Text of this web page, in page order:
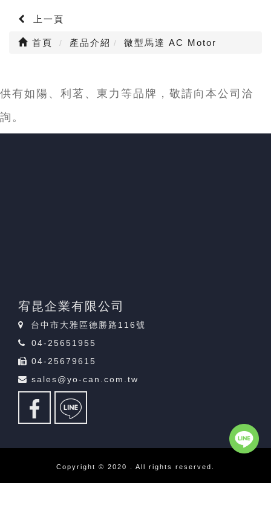
上一頁
首頁 產品介紹 微型馬達 AC Motor
供有如陽、利茗、東力等品牌，敬請向本公司洽
詢。
宥昆企業有限公司
台中市大雅區德勝路116號
04-25651955
04-25679615
sales@yo-can.com.tw
Copyright © 2020 . All rights reserved.